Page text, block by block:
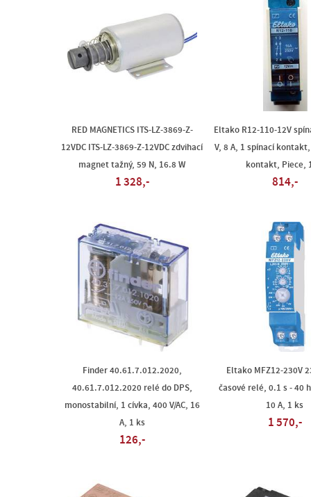
RED MAGNETICS ITS-LZ-3869-Z-
12VDC ITS-LZ-3869-Z-12VDC zdvihací
magnet tažný, 59 N, 16.8 W
1 328,-
Eltako R12-110-12V
V, 8 A, 1 spínací
kontakt, Piece,
814,-
Finder 40.61.7.012.2020,
40.61.7.012.2020 relé do DPS,
monostabilní, 1 cívka, 400 V/AC, 16
A, 1 ks
126,-
Eltako MFZ12-230V
časové relé, 0.1 s - 40
10 A, 1 ks
1 570,-